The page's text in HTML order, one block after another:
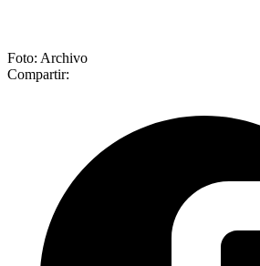
Foto: Archivo
Compartir: